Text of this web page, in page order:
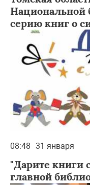
Национальной
серию книг о
08:48 31 января
"Дарите книги
главной